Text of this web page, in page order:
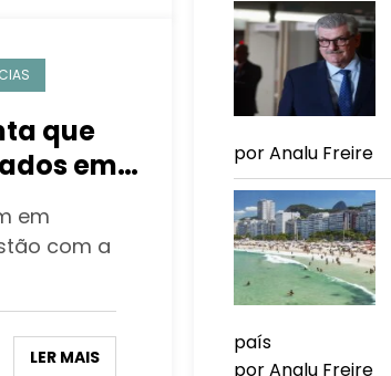
que
em
em
com a
LER MAIS
por Analu Freire
país
por Analu Freire